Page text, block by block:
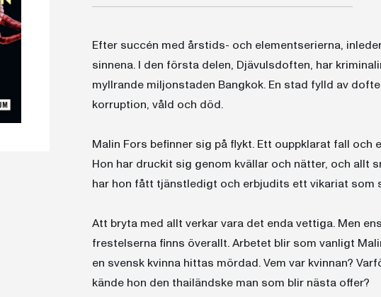
Efter succén med årstids- och elementserierna,
sinnena. I den första delen, Djävulsdoften, har
myllrande miljonstaden Bangkok. En stad fylld av
korruption, våld och död.
Malin Fors befinner sig på flykt. Ett ouppklarat fall
Hon har druckit sig genom kvällar och nätter, och allt
har hon fått tjänstledigt och erbjudits ett vikariat som
Att bryta med allt verkar vara det enda vettiga. Men
frestelserna finns överallt. Arbetet blir som vanligt
en svensk kvinna hittas mördad. Vem var kvinnan?
kände hon den thailändske man som blir nästa offer?